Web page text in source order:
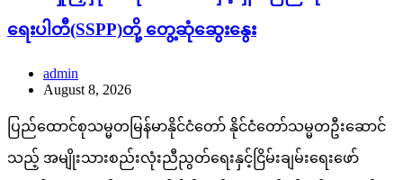
ရေးပါတီ(SSPP)တို့ တွေ့ဆုံဆွေးနွေး
admin
August 8, 2026
ပြည်ထောင်စုသမ္မတမြန်မာနိုင်ငံတော် နိုင်ငံတော်သမ္မတဦးဆောင်
သည့် အမျိုးသားစည်းလုံးညီညွတ်ရေးနှင့်ငြိမ်းချမ်းရေးဖော်